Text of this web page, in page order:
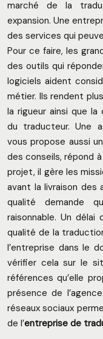
marché de la
expansion. Une
des services qui
Pour ce faire, les
des outils qui
logiciels aident
métier. Ils rendent
la rigueur ainsi que la
du traducteur. Une
vous propose aussi
des conseils, répond
projet, il gère les
avant la livraison des
qualité demande
raisonnable. Un
qualité de la
l’entreprise dans le
vérifier cela sur le
références qu’elle
présence de
réseaux sociaux
de l’entreprise de